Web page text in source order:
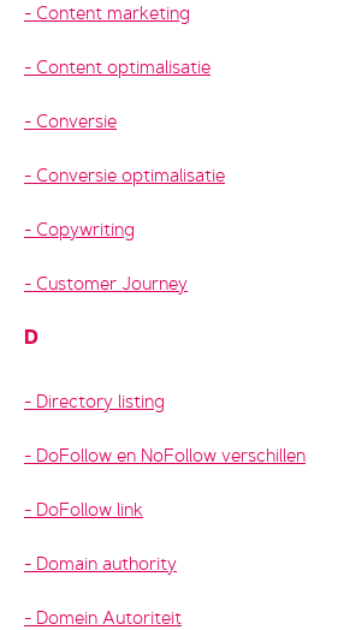
Content marketing
Content optimalisatie
Conversie
Conversie optimalisatie
Copywriting
Customer Journey
D
Directory listing
DoFollow en NoFollow verschillen
DoFollow link
Domain authority
Domein Autoriteit